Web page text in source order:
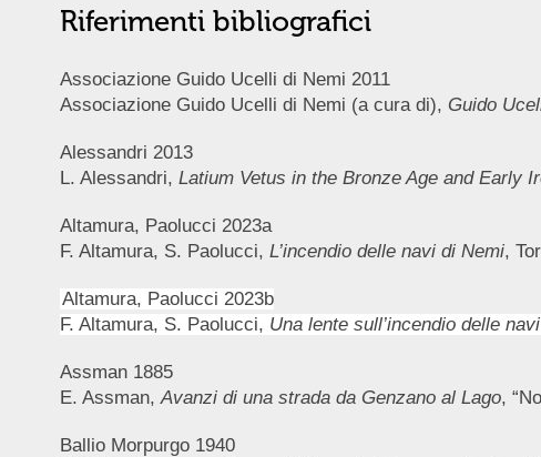
Riferimenti bibliografici
Associazione Guido Ucelli di Nemi 2011
Associazione Guido Ucelli di Nemi (a cura di), Guido
Alessandri 2013
L. Alessandri, Latium Vetus in the Bronze Age and Early
Altamura, Paolucci 2023a
F. Altamura, S. Paolucci, L’incendio delle navi di Nemi,
Altamura, Paolucci 2023b
F. Altamura, S. Paolucci, Una lente sull’incendio delle
Assman 1885
E. Assman,Avanzi di una strada da Genzano al Lago,
Ballio Morpurgo 1940